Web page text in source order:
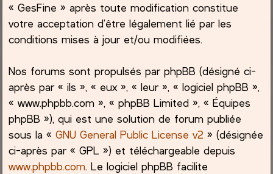
« GesFine » après toute modification constitue
votre acceptation d’être légalement lié par les
conditions mises à jour et/ou modifiées.
Nos forums sont propulsés par phpBB (désigné ci-
après par « ils », « eux », « leur », « logiciel phpBB »,
« www.phpbb.com », « phpBB Limited », « Équipes
phpBB »), qui est une solution de forum publiée
sous la «GNU General Public License v2 » (désignée
ci-après par « GPL ») et téléchargeable depuis
www.phpbb.com. Le logiciel phpBB facilite